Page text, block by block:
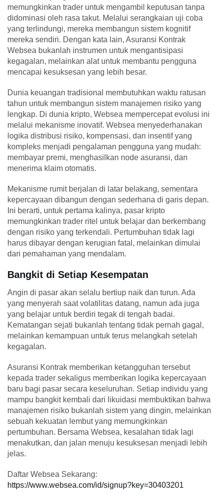
memungkinkan trader untuk mengambil keputusan tanpa
didominasi oleh rasa takut. Melalui serangkaian uji coba
yang terlindungi, mereka membangun sistem kognitif
mereka sendiri. Dengan kata lain, Asuransi Kontrak
Websea bukanlah instrumen untuk mengantisipasi
kegagalan, melainkan alat untuk membantu pengguna
mencapai kesuksesan yang lebih besar.
Dunia keuangan tradisional membutuhkan waktu ratusan
tahun untuk membangun sistem manajemen risiko yang
lengkap. Di dunia kripto, Websea mempercepat evolusi ini
melalui mekanisme inovatif. Websea menyederhanakan
logika distribusi risiko, kompensasi, dan insentif yang
kompleks menjadi pengalaman pengguna yang mudah:
membayar premi, menghasilkan node asuransi, dan
menerima klaim otomatis.
Mekanisme rumit berjalan di latar belakang, sementara
kepercayaan dibangun dengan sederhana di garis depan.
Ini berarti, untuk pertama kalinya, pasar kripto
memungkinkan trader ritel untuk belajar dan berkembang
dengan risiko yang terkendali. Pertumbuhan tidak lagi
harus dibayar dengan kerugian fatal, melainkan dimulai
dari pemahaman yang mendalam.
Bangkit di Setiap Kesempatan
Angin di pasar akan selalu bertiup naik dan turun. Ada
yang menyerah saat volatilitas datang, namun ada juga
yang belajar untuk berdiri tegak di tengah badai.
Kematangan sejati bukanlah tentang tidak pernah gagal,
melainkan kemampuan untuk terus melangkah setelah
kegagalan.
Asuransi Kontrak memberikan ketangguhan tersebut
kepada trader sekaligus memberikan logika kepercayaan
baru bagi pasar secara keseluruhan. Setiap individu yang
mampu bangkit kembali dari likuidasi membuktikan bahwa
manajemen risiko bukanlah sistem yang dingin, melainkan
sebuah kekuatan lembut yang memungkinkan
pertumbuhan. Bersama Websea, kesalahan tidak lagi
menakutkan, dan jalan menuju kesuksesan menjadi lebih
jelas.
Daftar Websea Sekarang:
https://www.websea.com/id/signup?key=30403201